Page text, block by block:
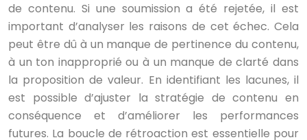
de contenu. Si une soumission a été rejetée, il est
important d’analyser les raisons de cet échec. Cela
peut être dû à un manque de pertinence du contenu,
à un ton inapproprié ou à un manque de clarté dans
la proposition de valeur. En identifiant les lacunes, il
est possible d’ajuster la stratégie de contenu en
conséquence et d’améliorer les performances
futures. La boucle de rétroaction est essentielle pour